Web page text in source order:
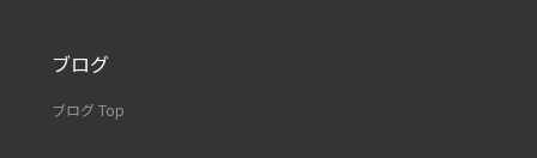
ブログ
ブログ Top